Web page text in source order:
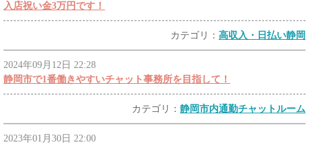
入店祝い金3万円です！
カテゴリ： 高収入・日払い静岡
2024年09月12日 22:28
静岡市で1番働きやすいチャット事務所を目指して！
カテゴリ： 静岡市内通勤チャットルーム
2023年01月30日 22:00